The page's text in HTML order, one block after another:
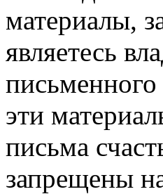
материалы,
являетесь
письменного
эти
письма
запрещены